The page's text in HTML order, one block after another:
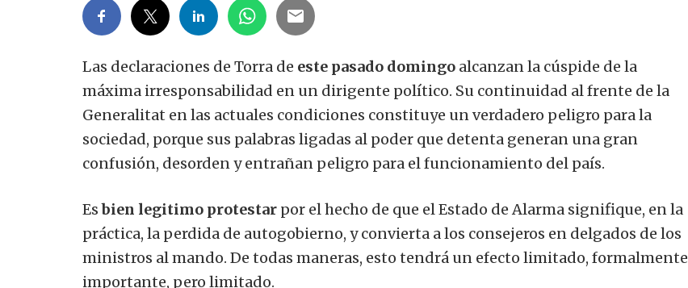
Las declaraciones de Torra de este pasado domingo alcanzan la cúspide de la
máxima irresponsabilidad en un dirigente político. Su continuidad al frente de la
Generalitat en las actuales condiciones constituye un verdadero peligro para la
sociedad, porque sus palabras ligadas al poder que detenta generan una gran
confusión, desorden y entrañan peligro para el funcionamiento del país.
Esbien legitimo protestar por el hecho de que el Estado de Alarma signifique, en la
práctica, la perdida de autogobierno, y convierta a los consejeros en delgados de los
ministros al mando. De todas maneras, esto tendrá un efecto limitado, formalmente
importante, pero limitado.